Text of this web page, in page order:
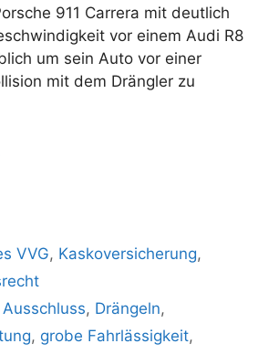
911 Carrera mit deutlich
vor einem Audi R8
um sein Auto vor einer
mit dem Drängler zu
VVG, Kaskoversicherung,
Ausschluss, Drängeln,
, grobe Fahrlässigkeit,